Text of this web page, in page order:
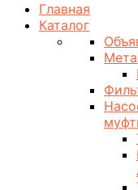
Главная
Каталог